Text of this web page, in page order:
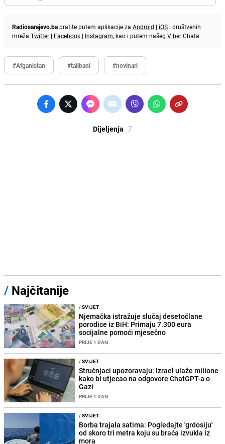
Radiosarajevo.bapratite putem aplikacije za Android | iOS i društvenih
mreža Twitter | Facebook | Instagram, kao i putem našeg ViberChata.
#Afganistan #talibani #novinari
Dijeljenja 7
/ Najčitanije
/SVIJET
Njemačka istražuje slučaj desetočlane
porodice iz BiH: Primaju 7.300 eura
socijalne pomoći mjesečno
PRIJE 1 DAN
/SVIJET
Stručnjaci upozoravaju: Izrael ulaže milione
kako bi utjecao na odgovore ChatGPT-a o
Gazi
PRIJE 1 DAN
/SVIJET
Borba trajala satima: Pogledajte 'grdosiju'
od skoro tri metra koju su braća izvukla iz
mora